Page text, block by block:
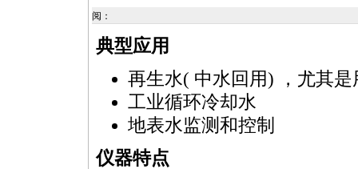
阅：
典型应用
再生水( 中水回用) ，尤其
工业循环冷却水
地表水监测和控制
仪器特点